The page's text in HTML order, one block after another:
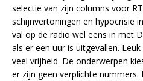
selectie van zijn columns voor
schijnvertoningen en hypocrisie
val op de radio wel eens in met
als er een uur is uitgevallen.
veel vrijheid. De onderwerpen
er zijn geen verplichte